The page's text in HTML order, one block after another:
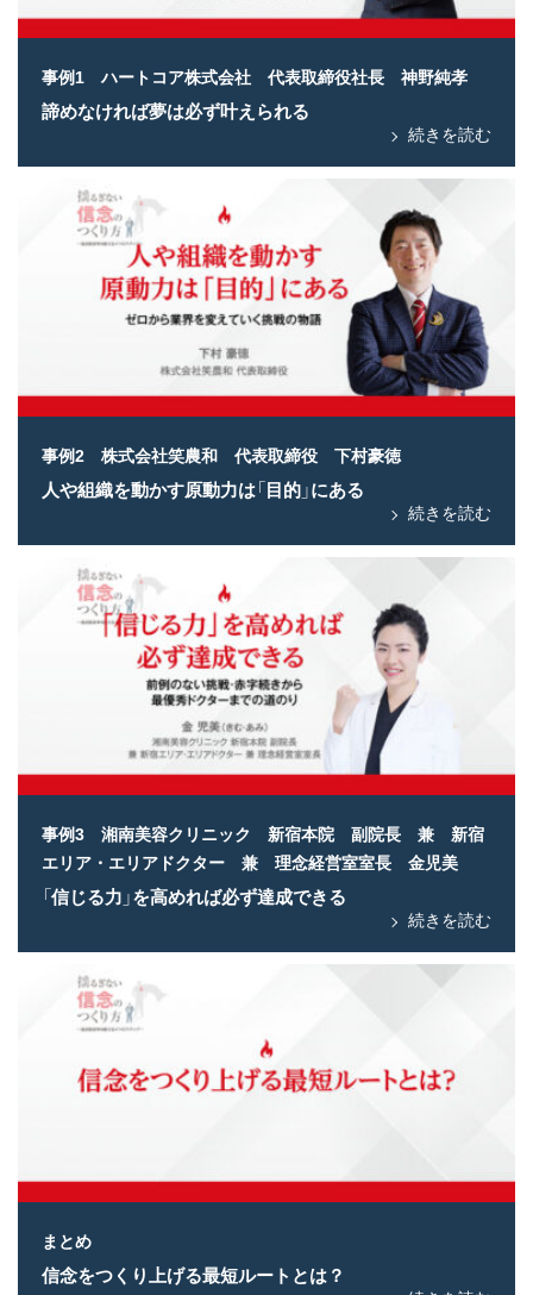
事例1 ハートコア株式会社 代表取締役社長 神野純孝
諦めなければ夢は必ず叶えられる
続きを読む
事例2 株式会社笑農和 代表取締役 下村豪徳
人や組織を動かす原動力は「目的」にある
続きを読む
事例3 湘南美容クリニック 新宿本院 副院長 兼 新宿
エリア・エリアドクター 兼 理念経営室室長 金児美
「信じる力」を高めれば必ず達成できる
続きを読む
まとめ
信念をつくり上げる最短ルートとは？